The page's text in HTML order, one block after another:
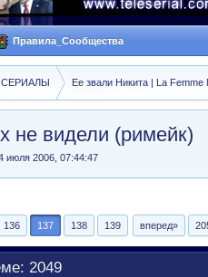
Правила_Сообщества
Ее звали Никита | La Femme
не видели (римейк)
июля 2006, 07:44:47
136 137 138 139 вперед»
2049